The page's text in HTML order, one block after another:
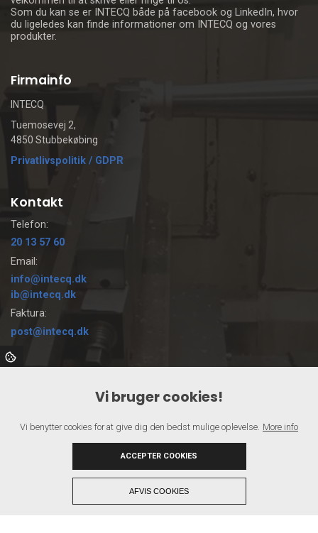
Som du kan se er INTECQ både på facebook og LinkedIn, hvor
du ligeledes kan finde informationer om INTECQ og vores
produkter.
Firmainfo
INTECQ
Tuemosevej 2,
4850 Stubbekøbing
Privatlivspolitik / GDPR
Kontakt
Telefon:
20 13 57 60
Email:
info@intecq.dk
ib@intecq.dk
Faktura:
post@intecq.dk
CNC Bearbejdning
Reparationer
Vi bruger cookies!
Vi benytter cookies for at give dig den bedst mulige oplevelse. More info
ACCEPTER COOKIES
AFVIS COOKIES